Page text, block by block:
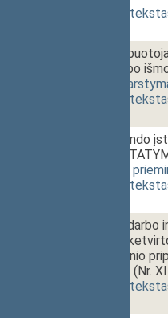
dokumento
Garantijų
ilgalaikio darbo
dokumento
Garantinio fondo
pakeitimo
dokumento
Valstybinės darbo
9 straipsnių,
13(1) straipsnio
PROJEKTAS (Nr.
dokumento